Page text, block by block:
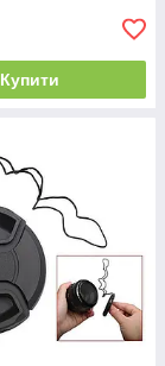
Купити